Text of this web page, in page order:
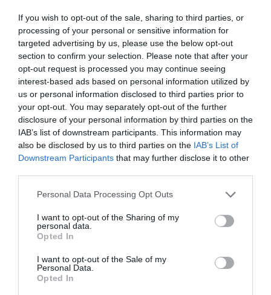
If you wish to opt-out of the sale, sharing to third parties, or
processing of your personal or sensitive information for
targeted advertising by us, please use the below opt-out
section to confirm your selection. Please note that after your
opt-out request is processed you may continue seeing
interest-based ads based on personal information utilized by
us or personal information disclosed to third parties prior to
your opt-out. You may separately opt-out of the further
disclosure of your personal information by third parties on the
IAB’s list of downstream participants. This information may
also be disclosed by us to third parties on the IAB’s List of
Downstream Participants that may further disclose it to other
Personal Data Processing Opt Outs
I want to opt-out of the Sharing of my
personal data.
Opted In
I want to opt-out of the Sale of my
Personal Data.
Opted In
AȚI PUTEA DORI DE
ASEMENEA
despre înscrieri și participare